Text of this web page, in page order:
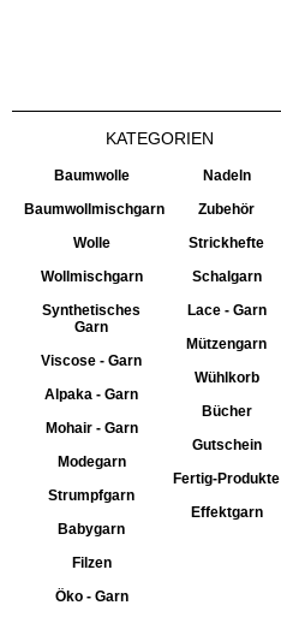
KATEGORIEN
Baumwolle
Baumwollmischgarn
Wolle
Wollmischgarn
Synthetisches
Garn
Viscose - Garn
Alpaka - Garn
Mohair - Garn
Modegarn
Strumpfgarn
Babygarn
Filzen
Öko - Garn
Nadeln
Zubehör
Strickhefte
Schalgarn
Lace - Garn
Mützengarn
Wühlkorb
Bücher
Gutschein
Fertig-Produkte
Effektgarn